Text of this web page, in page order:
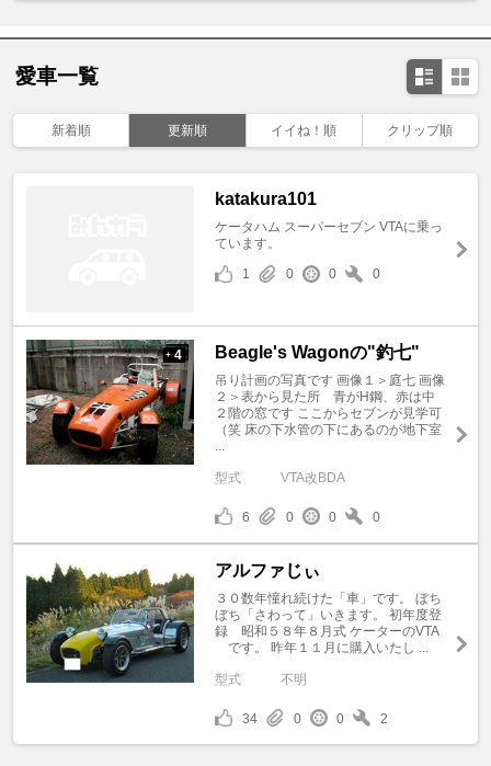
愛車一覧
新着順 更新順 イイね！順 クリップ順
katakura101
ケータハム スーパーセブン VTAに乗っ
ています。
1
0 0 0
+ 4 Beagle's Wagonの"釣七"
吊り計画の写真です 画像１＞庭七 画像
２＞表から見た所 青がH鋼、赤は中
２階の窓です ここからセブンが見学可
（笑 床の下水管の下にあるのが地下室
型式 VTA改BDA
6 0 0 0
アルファじぃ
３０数年憧れ続けた「車」です。 ぼち
ぼち「さわって」いきます。 初年度登
録 昭和５８年８月式 ケーターのVTA
です。 昨年１１月に購入いたし ...
型式 不明
34 0 0 2